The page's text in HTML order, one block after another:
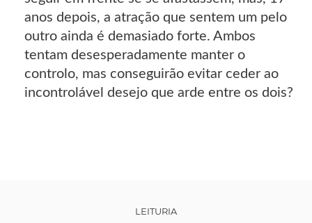
anos depois, a atração que sentem um pelo
outro ainda é demasiado forte. Ambos
tentam desesperadamente manter o
controlo, mas conseguirão evitar ceder ao
incontrolável desejo que arde entre os dois?
LEITURIA